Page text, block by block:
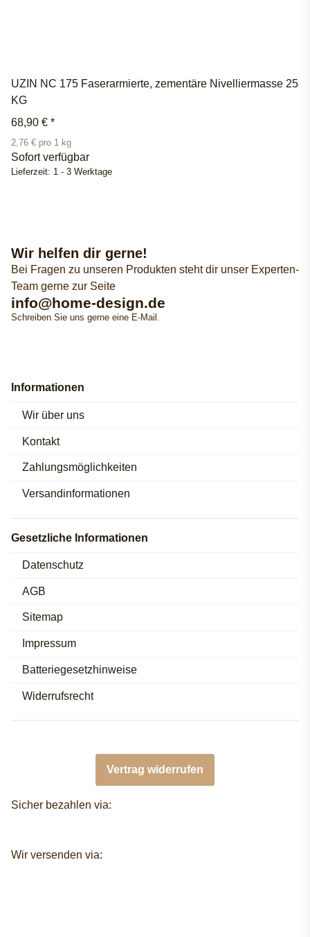
UZIN NC 175 Faserarmierte, zementäre Nivelliermasse 25
KG
68,90 € *
2,76 € pro 1 kg
Sofort verfügbar
Lieferzeit: 1 - 3 Werktage
Wir helfen dir gerne!
Bei Fragen zu unseren Produkten steht dir unser Experten-
Team gerne zur Seite
info@home-design.de
Schreiben Sie uns gerne eine E-Mail.
Informationen
Wir über uns
Kontakt
Zahlungsmöglichkeiten
Versandinformationen
Gesetzliche Informationen
Datenschutz
AGB
Sitemap
Impressum
Batteriegesetzhinweise
Widerrufsrecht
Vertrag widerrufen
Sicher bezahlen via:
Wir versenden via: